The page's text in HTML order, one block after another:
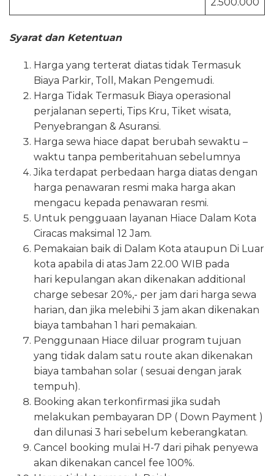
Syarat dan Ketentuan
Harga yang terterat diatas tidak Termasuk
Biaya Parkir, Toll, Makan Pengemudi.
Harga Tidak Termasuk Biaya operasional
perjalanan seperti, Tips Kru, Tiket wisata,
Penyebrangan & Asuransi.
Harga sewa hiace dapat berubah sewaktu –
waktu tanpa pemberitahuan sebelumnya
Jika terdapat perbedaan harga diatas dengan
harga penawaran resmi maka harga akan
mengacu kepada penawaran resmi.
Untuk pengguaan layanan Hiace Dalam Kota
Ciracas maksimal 12 Jam.
Pemakaian baik di Dalam Kota ataupun Di Luar
kota apabila di atas Jam 22.00 WIB pada
hari kepulangan akan dikenakan additional
charge sebesar 20%,- per jam dari harga sewa
harian, dan jika melebihi 3 jam akan dikenakan
biaya tambahan 1 hari pemakaian.
Penggunaan Hiace diluar program tujuan
yang tidak dalam satu route akan dikenakan
biaya tambahan solar ( sesuai dengan jarak
tempuh).
Booking akan terkonfirmasi jika sudah
melakukan pembayaran DP ( Down Payment )
dan dilunasi 3 hari sebelum keberangkatan.
Cancel booking mulai H-7 dari pihak penyewa
akan dikenakan cancel fee 100%.